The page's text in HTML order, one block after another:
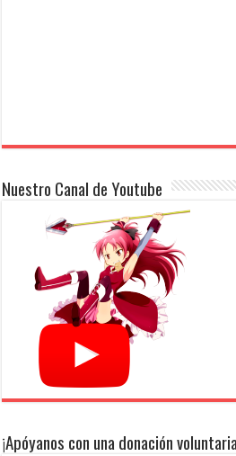
Nuestro Canal de Youtube
¡Apóyanos con una donación